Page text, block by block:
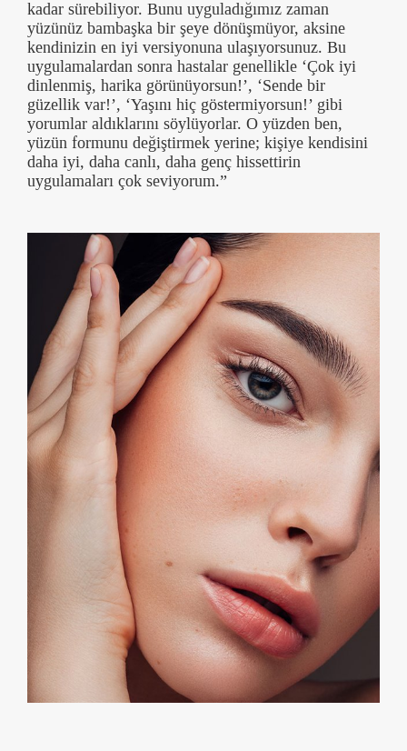
kadar sürebiliyor. Bunu uyguladığımız zaman
yüzünüz bambaşka bir şeye dönüşmüyor, aksine
kendinizin en iyi versiyonuna ulaşıyorsunuz. Bu
uygulamalardan sonra hastalar genellikle ‘Çok iyi
dinlenmiş, harika görünüyorsun!’, ‘Sende bir
güzellik var!’, ‘Yaşını hiç göstermiyorsun!’ gibi
yorumlar aldıklarını söylüyorlar. O yüzden ben,
yüzün formunu değiştirmek yerine; kişiye kendisini
daha iyi, daha canlı, daha genç hissettirin
uygulamaları çok seviyorum.”